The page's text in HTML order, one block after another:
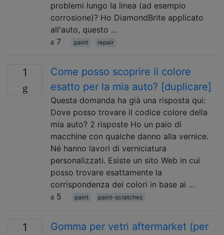
problemi lungo la linea (ad esempio
corrosione)? Ho DiamondBrite applicato
all'auto, questo …
7
paint repair
1
Come posso scoprire il colore
esatto per la mia auto? [duplicare]
Questa domanda ha già una risposta qui:
Dove posso trovare il codice colore della
mia auto? 2 risposte Ho un paio di
macchine con qualche danno alla vernice.
Né hanno lavori di verniciatura
personalizzati. Esiste un sito Web in cui
posso trovare esattamente la
corrispondenza dei colori in base ai …
5
paint paint-scratches
1
Gomma per vetri aftermarket (per